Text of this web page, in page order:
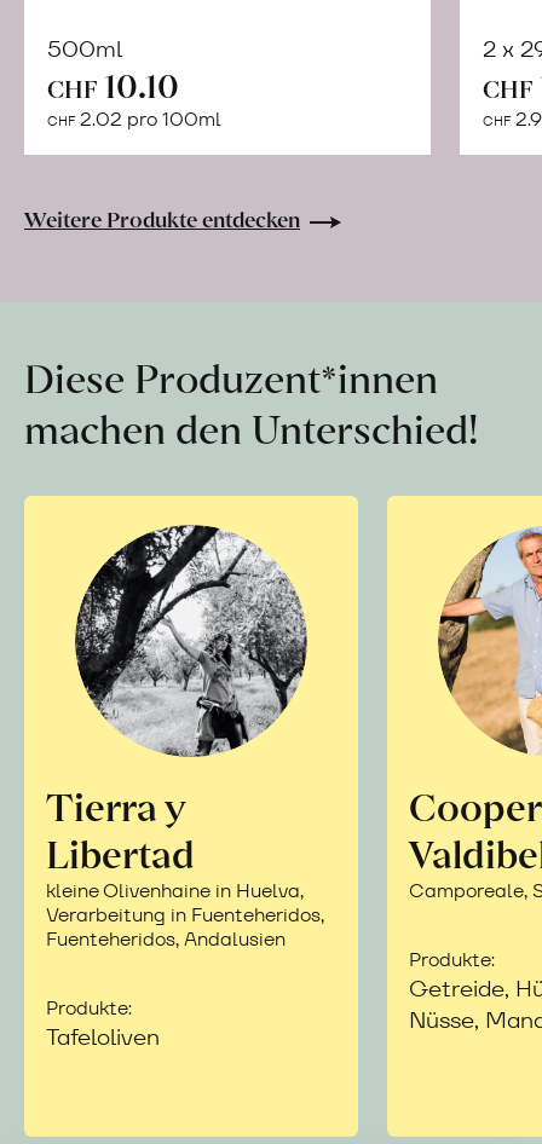
500ml
CHF 10.10
CHF 2.02 pro 100ml
Warenkorb
2 x
CHF
CHF
Weitere Produkte entdecken
Diese Produzent*innen
machen den Unterschied!
Tierra y
Libertad
kleine Olivenhaine in Huelva,
Verarbeitung in Fuenteheridos,
Fuenteheridos, Andalusien
Produkte:
Tafeloliven
Camporeale,
Produkte:
Getreide,
Nüsse,